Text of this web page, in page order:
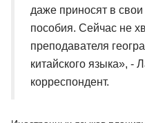
даже приносят в
пособия. Сейчас не
преподавателя
китайского языка», -
корреспондент.